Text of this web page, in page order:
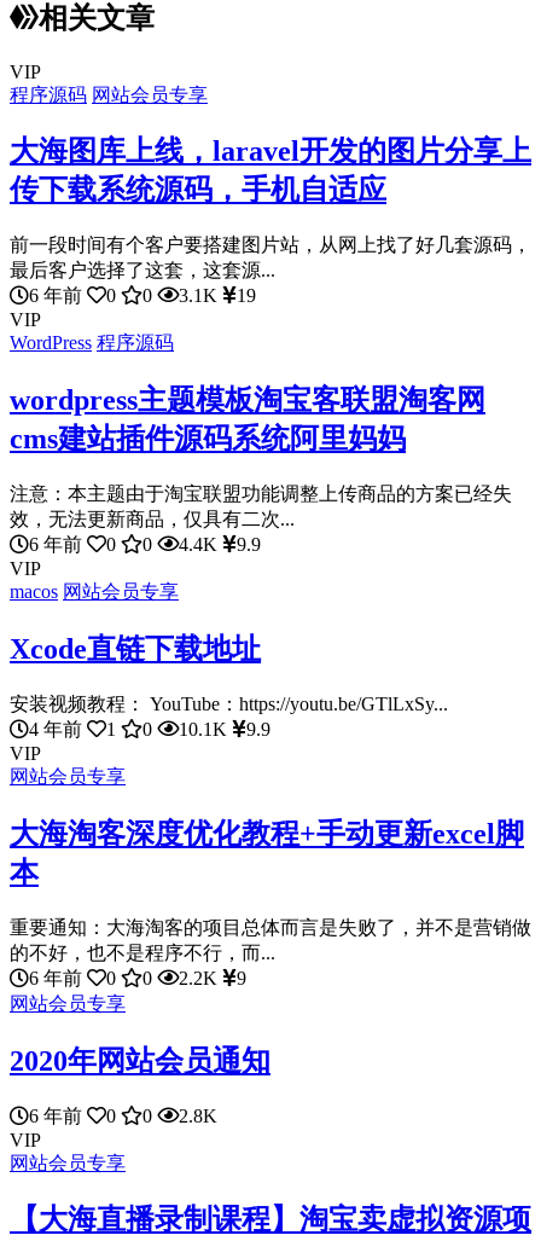
相关文章
VIP
程序源码 网站会员专享
大海图库上线，laravel开发的图片分享上
传下载系统源码，手机自适应
前一段时间有个客户要搭建图片站，从网上找了好几套源码，
最后客户选择了这套，这套源...
6 年前
0 0 3.1K
19
VIP
WordPress 程序源码
wordpress主题模板淘宝客联盟淘客网
cms建站插件源码系统阿里妈妈
注意：本主题由于淘宝联盟功能调整上传商品的方案已经失
效，无法更新商品，仅具有二次...
6 年前
0 0 4.4K
9.9
VIP
macos 网站会员专享
Xcode直链下载地址
安装视频教程： YouTube：https://youtu.be/GTlLxSy...
4 年前
1 0 10.1K
9.9
VIP
网站会员专享
大海淘客深度优化教程+手动更新excel脚
本
重要通知：大海淘客的项目总体而言是失败了，并不是营销做
的不好，也不是程序不行，而...
6 年前
0 0 2.2K
9
网站会员专享
2020年网站会员通知
6 年前 0 0
2.8K
VIP
网站会员专享
【大海直播录制课程】淘宝卖虚拟资源项